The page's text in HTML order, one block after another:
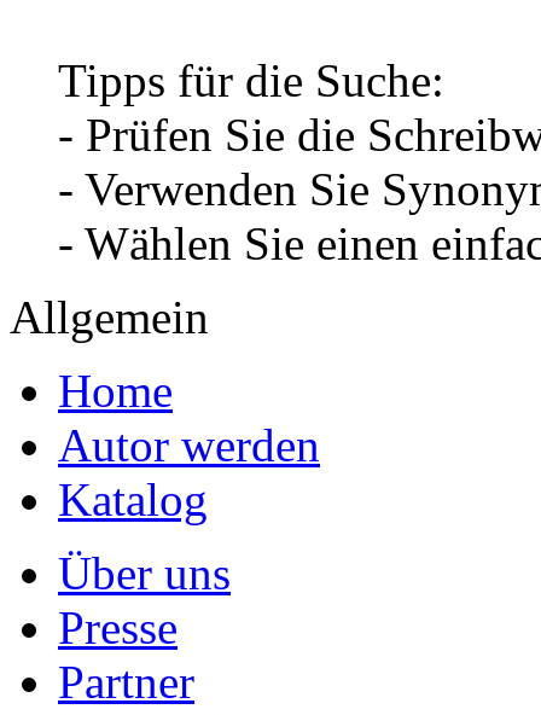
Tipps für die Suche:
- Prüfen Sie die
- Verwenden Sie
- Wählen Sie einen
Allgemein
Home
Autor werden
Katalog
Über uns
Presse
Partner